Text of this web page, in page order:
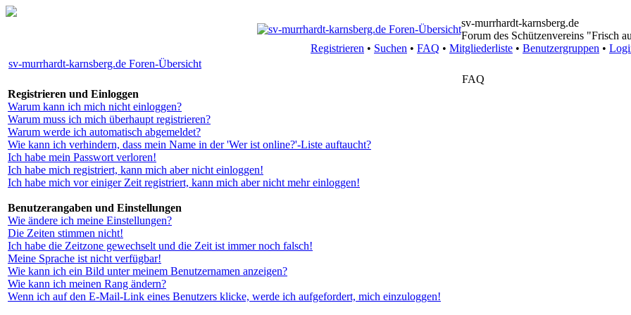
sv-murrhardt-karnsberg.de
Forum des Schützenvereins "Frisch
Registrieren • Suchen • FAQ • Mitgliederliste • Benutzergruppen •
sv-murrhardt-karnsberg.de Foren-Übersicht
FAQ
Registrieren und Einloggen
Warum kann ich mich nicht einloggen?
Warum muss ich mich überhaupt registrieren?
Warum werde ich automatisch abgemeldet?
Wie kann ich verhindern, dass mein Name in der 'Wer ist online?'-Liste auftaucht?
Ich habe mein Passwort verloren!
Ich habe mich registriert, kann mich aber nicht einloggen!
Ich habe mich vor einiger Zeit registriert, kann mich aber nicht mehr einloggen!
Benutzerangaben und Einstellungen
Wie ändere ich meine Einstellungen?
Die Zeiten stimmen nicht!
Ich habe die Zeitzone gewechselt und die Zeit ist immer noch falsch!
Meine Sprache ist nicht verfügbar!
Wie kann ich ein Bild unter meinem Benutzernamen anzeigen?
Wie kann ich meinen Rang ändern?
Wenn ich auf den E-Mail-Link eines Benutzers klicke, werde ich aufgefordert, mich einzuloggen!